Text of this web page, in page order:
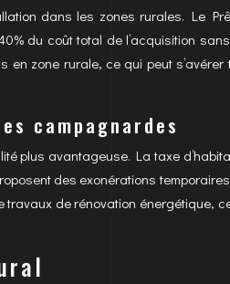
dans les zones rurales. Le
du coût total de l’acquisition
en zone rurale, ce qui peut
campagnardes
plus avantageuse. La taxe
des exonérations
de rénovation énergétique,